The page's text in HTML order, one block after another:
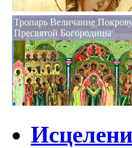
Тропарь Величание
Пресвятой Богородицы